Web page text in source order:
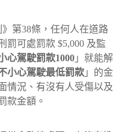
第38條，任何人在道路
罰可處罰款 $5,000 及監
心駕駛罰款1000 」就能解
小心駕駛最低罰款 」的金
情況、有沒有人受傷以及
款金額。